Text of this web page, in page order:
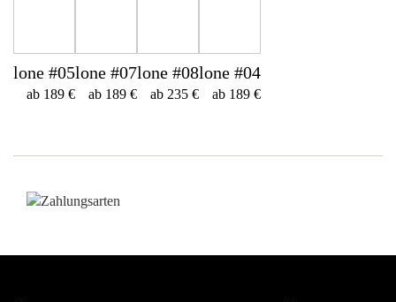
lone #05
ab 189 €
lone #07
ab 189 €
lone #08
ab 235 €
lone #04
ab 189 €